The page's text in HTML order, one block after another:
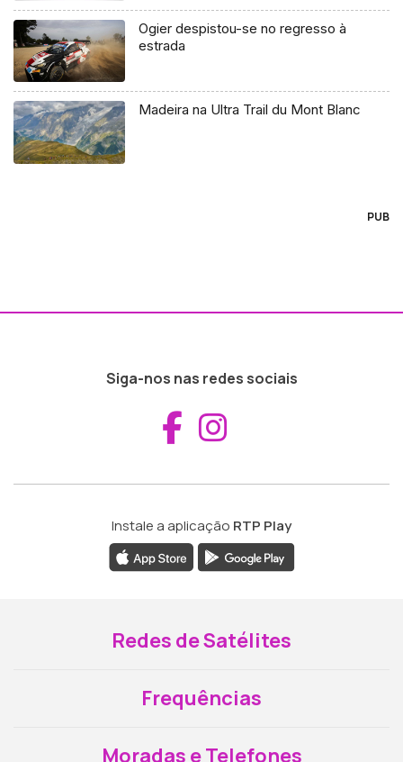
Ogier despistou-se no regresso à
estrada
Madeira na Ultra Trail du Mont Blanc
PUB
Siga-nos nas redes sociais
Aceder ao
Instale a aplicação RTP Play
Redes de Satélites
Frequências
Moradas e Telefones